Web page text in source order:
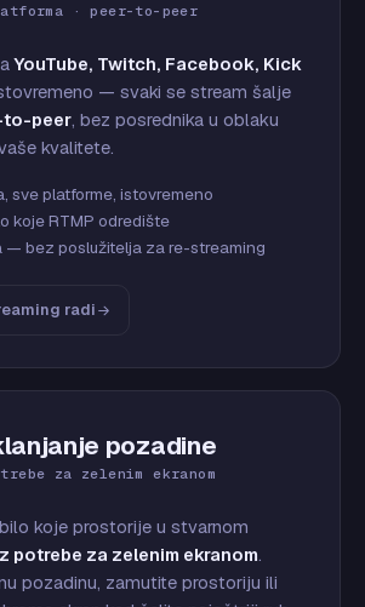
· peer-to-peer
YouTube, Twitch, Facebook, Kick
— svaki se stream šalje
to-peer, bez posrednika u oblaku
kvalitete.
sve platforme, istovremeno
koje RTMP odredište
— bez poslužitelja za re-streaming
radi
pozadine
za zelenim ekranom
koje prostorije u stvarnom
potrebe za zelenim ekranom.
pozadinu, zamutite prostoriju ili